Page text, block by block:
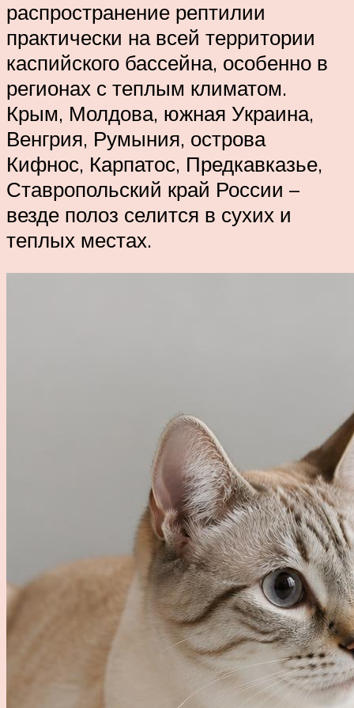
распространение рептилии
практически на всей территории
каспийского бассейна, особенно в
регионах с теплым климатом.
Крым, Молдова, южная Украина,
Венгрия, Румыния, острова
Кифнос, Карпатос, Предкавказье,
Ставропольский край России –
везде полоз селится в сухих и
теплых местах.